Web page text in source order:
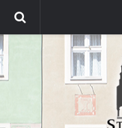
Strona główna
Archiwum aktualności
Archiwum bloga